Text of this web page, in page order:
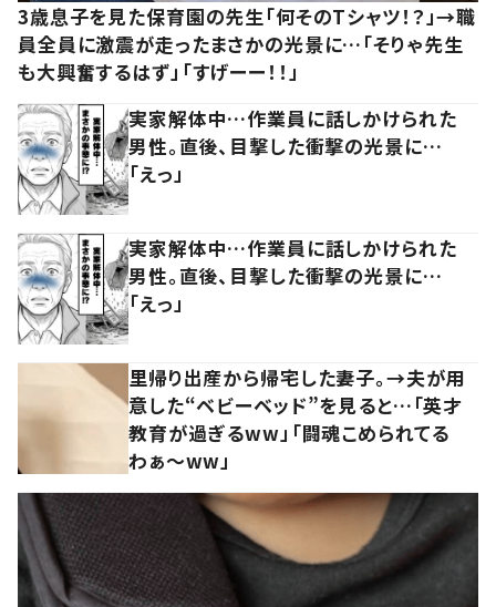
3歳息子を見た保育園の先生「何そのTシャツ！？」→職
員全員に激震が走ったまさかの光景に…「そりゃ先生
も大興奮するはず」「すげーー！！」
実家解体中…作業員に話しかけられた
男性。直後、目撃した衝撃の光景に…
「えっ」
実家解体中…作業員に話しかけられた
男性。直後、目撃した衝撃の光景に…
「えっ」
里帰り出産から帰宅した妻子。→夫が用
意した“ベビーベッド”を見ると…「英才
教育が過ぎるww」「闘魂こめられてる
わぁ～ww」